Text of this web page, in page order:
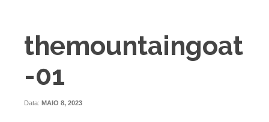
themountaingoat
-01
Data: MAIO 8, 2023